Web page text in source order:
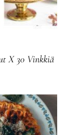
X 30 Vinkkiä